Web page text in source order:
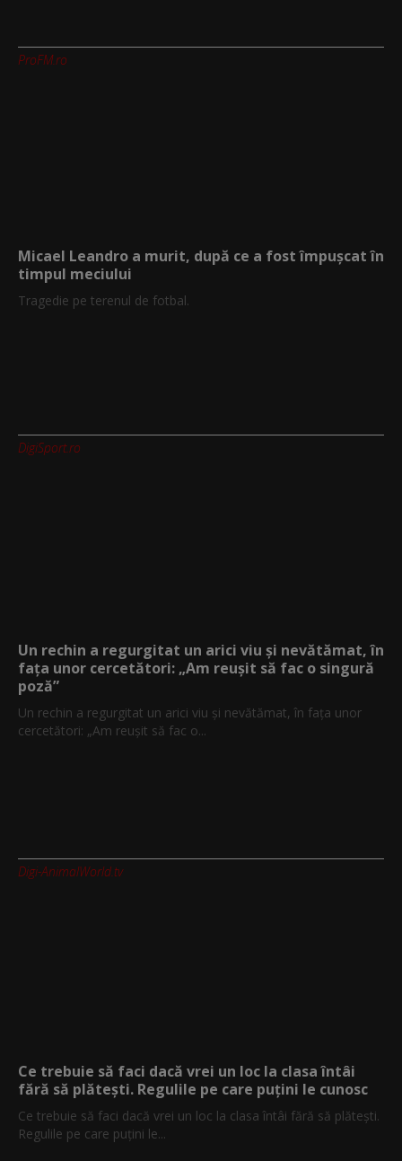
ProFM.ro
Micael Leandro a murit, după ce a fost împușcat în
timpul meciului
Tragedie pe terenul de fotbal.
DigiSport.ro
Un rechin a regurgitat un arici viu și nevătămat, în
fața unor cercetători: „Am reușit să fac o singură
poză”
Un rechin a regurgitat un arici viu și nevătămat, în fața unor
cercetători: „Am reușit să fac o...
Digi-AnimalWorld.tv
Ce trebuie să faci dacă vrei un loc la clasa întâi
fără să plătești. Regulile pe care puțini le cunosc
Ce trebuie să faci dacă vrei un loc la clasa întâi fără să plătești.
Regulile pe care puțini le...